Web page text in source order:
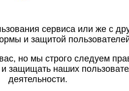
сервиса или же с
и защитой
но мы строго следуем
защищать наших
деятельности.